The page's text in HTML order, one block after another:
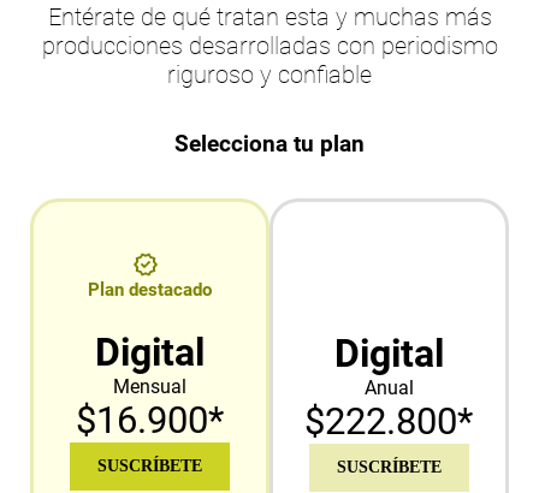
Entérate de qué tratan esta y muchas más
producciones desarrolladas con periodismo
riguroso y confiable
Selecciona tu plan
Plan destacado
Digital
Mensual
$16.900*
SUSCRÍBETE
Digital
Anual
$222.800*
SUSCRÍBETE